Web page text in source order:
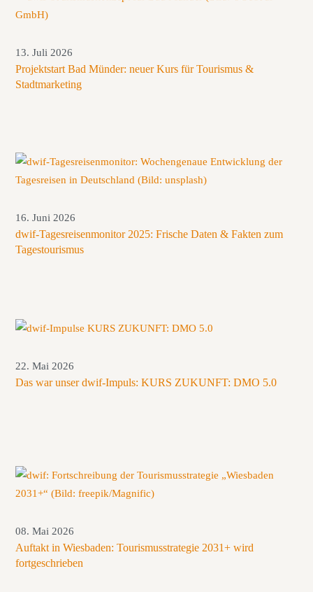
13. Juli 2026
Projektstart Bad Münder: neuer Kurs für Tourismus &
Stadtmarketing
16. Juni 2026
dwif-Tagesreisenmonitor 2025: Frische Daten & Fakten zum
Tagestourismus
22. Mai 2026
Das war unser dwif-Impuls: KURS ZUKUNFT: DMO 5.0
08. Mai 2026
Auftakt in Wiesbaden: Tourismusstrategie 2031+ wird
fortgeschrieben